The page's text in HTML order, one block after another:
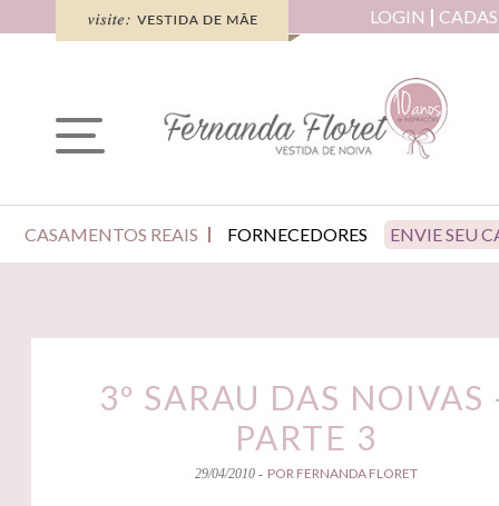
LOGIN
CASAMENTOS REAIS FORNECEDORES ENVIE SEU
3º SARAU DAS NOIVAS
PARTE 3
29/04/2010 - POR FERNANDA FLORET